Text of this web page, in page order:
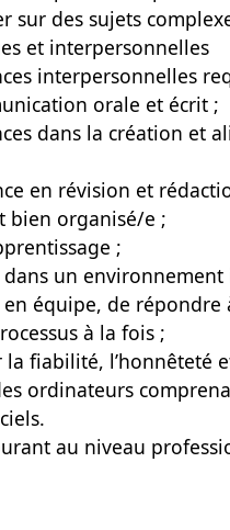
sur des sujets
et interpersonnelles
interpersonnelles
orale et écrit ;
dans la création et
en révision et
bien organisé/e ;
;
dans un
équipe, de
à la fois ;
fiabilité, l’honnêteté
ordinateurs
au niveau